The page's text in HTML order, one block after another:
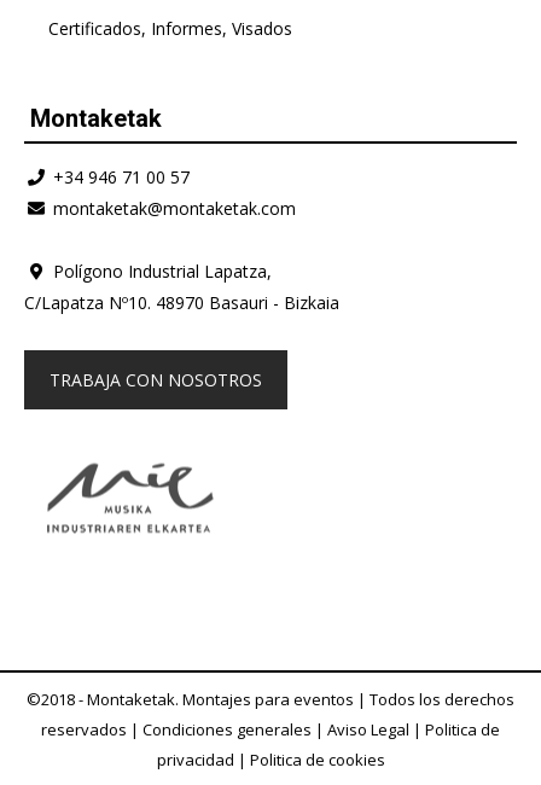
Certificados, Informes, Visados
Montaketak
+34 946 71 00 57
montaketak@montaketak.com
Polígono Industrial Lapatza,
C/Lapatza Nº10. 48970 Basauri - Bizkaia
TRABAJA CON NOSOTROS
©2018 - Montaketak. Montajes para eventos | Todos los derechos
reservados | Condiciones generales | Aviso Legal | Politica de
privacidad | Politica de cookies